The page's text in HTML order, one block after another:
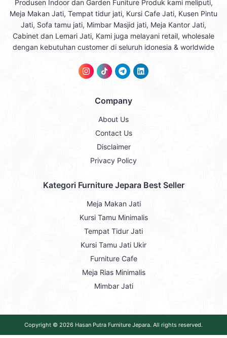
Produsen Indoor dan Garden Funiture Produk kami meliputi,
Meja Makan Jati, Tempat tidur jati, Kursi Cafe Jati, Kusen Pintu
Jati, Sofa tamu jati, Mimbar Masjid jati, Meja Kantor Jati,
Cabinet dan Lemari Jati, Kami juga melayani retail, wholesale
dengan kebutuhan customer di seluruh idonesia & worldwide
Company
About Us
Contact Us
Disclaimer
Privacy Policy
Kategori Furniture Jepara Best Seller
Meja Makan Jati
Kursi Tamu Minimalis
Tempat Tidur Jati
Kursi Tamu Jati Ukir
Furniture Cafe
Meja Rias Minimalis
Mimbar Jati
Copyright © 2026 Hasan Putra Furniture Jepara. All rights reserved.